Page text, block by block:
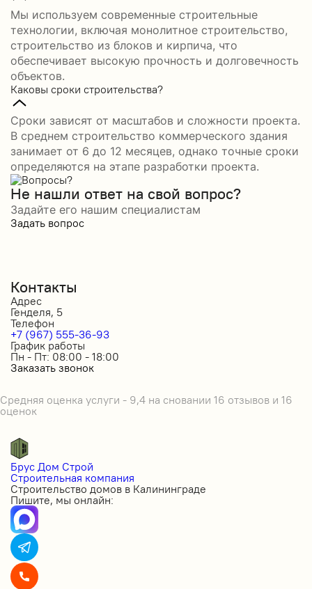
Мы используем современные строительные
технологии, включая монолитное строительство,
строительство из блоков и кирпича, что
обеспечивает высокую прочность и долговечность
объектов.
Каковы сроки строительства?
Сроки зависят от масштабов и сложности проекта.
В среднем строительство коммерческого здания
занимает от 6 до 12 месяцев, однако точные сроки
определяются на этапе разработки проекта.
Не нашли ответ на свой вопрос?
Задайте его нашим специалистам
Задать вопрос
Контакты
Адрес
Генделя, 5
Телефон
+7 (967) 555-36-93
График работы
Пн - Пт: 08:00 - 18:00
Заказать звонок
Средняя оценка услуги - 9,4 на сновании 16 отзывов и 16
оценок
Брус Дом Строй
Строительная компания
Строительство домов в Калининграде
Пишите, мы онлайн: